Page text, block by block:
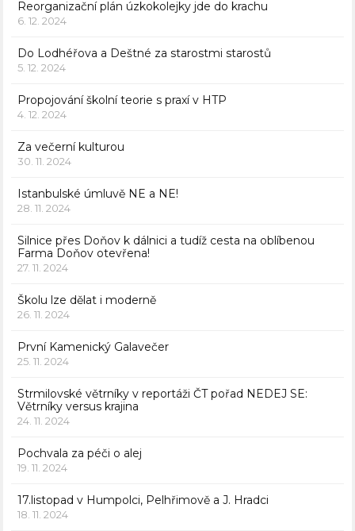
Reorganizační plán úzkokolejky jde do krachu
6. 12. 2024
Do Lodhéřova a Deštné za starostmi starostů
5. 12. 2024
Propojování školní teorie s praxí v HTP
4. 12. 2024
Za večerní kulturou
30. 11. 2024
Istanbulské úmluvě NE a NE!
28. 11. 2024
Silnice přes Doňov k dálnici a tudíž cesta na oblíbenou
Farma Doňov otevřena!
27. 11. 2024
Školu lze dělat i moderně
26. 11. 2024
První Kamenický Galavečer
25. 11. 2024
Strmilovské větrníky v reportáži ČT pořad NEDEJ SE:
Větrníky versus krajina
24. 11. 2024
Pochvala za péči o alej
19. 11. 2024
17.listopad v Humpolci, Pelhřimově a J. Hradci
18. 11. 2024